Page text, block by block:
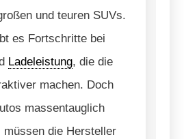
und teuren SUVs.
es Fortschritte bei
Ladeleistung, die die
machen. Doch
massentauglich
müssen die Hersteller